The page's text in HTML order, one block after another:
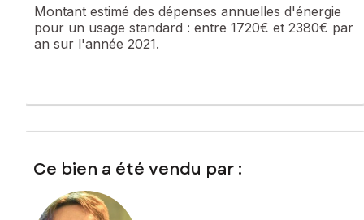
Montant estimé des dépenses annuelles d'énergie
pour un usage standard : entre 1720€ et 2380€ par
an sur l'année 2021.
Ce bien a été vendu par :